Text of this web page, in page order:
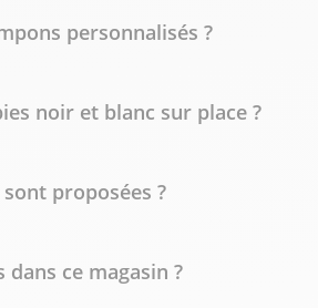
personnalisés ?
noir et blanc sur place ?
proposées ?
ce magasin ?